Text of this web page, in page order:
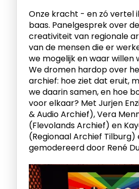
Onze kracht - en zó vertel
baas. Panelgesprek over
creativiteit van regionale
van de mensen die er
we mogelijk en waar willen
We dromen hardop over
archief: hoe ziet dat eruit,
we daarin samen, en hoe
voor elkaar? Met Jurjen
& Audio Archief), Vera
(Flevolands Archief) en
(Regionaal Archief Tilburg)
gemodereerd door René